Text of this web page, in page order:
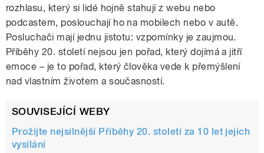
rozhlasu, který si lidé hojně stahují z webu nebo
podcastem, poslouchají ho na mobilech nebo v autě.
Posluchači mají jednu jistotu: vzpomínky je zaujmou.
Příběhy 20. století nejsou jen pořad, který dojímá a jitří
emoce – je to pořad, který člověka vede k přemýšlení
nad vlastním životem a současností.
SOUVISEJÍCÍ WEBY
Prožijte nejsilnější Příběhy 20. století za 10 let jejich
vysílání